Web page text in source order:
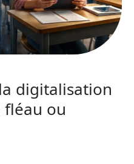
digitalisation
fléau ou